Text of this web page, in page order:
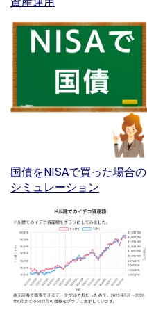
国債をNISAで買った場合の
シミュレーション